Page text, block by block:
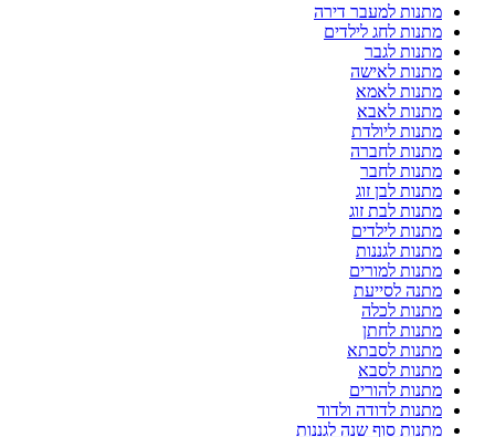
מתנות למעבר דירה
מתנות לחג לילדים
מתנות לגבר
מתנות לאישה
מתנות לאמא
מתנות לאבא
מתנות ליולדת
מתנות לחברה
מתנות לחבר
מתנות לבן זוג
מתנות לבת זוג
מתנות לילדים
מתנות לגננות
מתנות למורים
מתנה לסייעת
מתנות לכלה
מתנות לחתן
מתנות לסבתא
מתנות לסבא
מתנות להורים
מתנות לדודה ולדוד
מתנות סוף שנה לגננות